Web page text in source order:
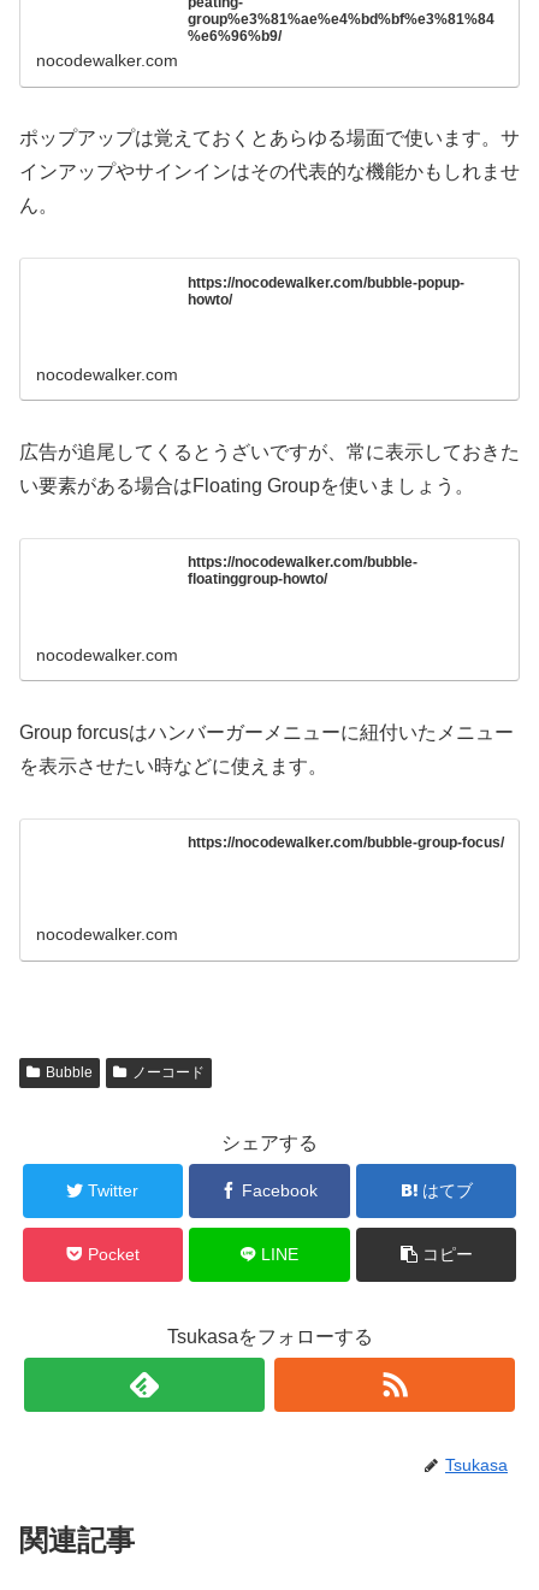
group%e3%81%ae%e4%bd%bf%e3%81%84
%e6%96%b9/
nocodewalker.com
ポップアップは覚えておくとあらゆる場面で使います。サ
インアップやサインインはその代表的な機能かもしれませ
ん。
https://nocodewalker.com/bubble-popup-
howto/
nocodewalker.com
広告が追尾してくるとうざいですが、常に表示しておきた
い要素がある場合はFloating Groupを使いましょう。
https://nocodewalker.com/bubble-
floatinggroup-howto/
nocodewalker.com
Group forcusはハンバーガーメニューに紐付いたメニュー
を表示させたい時などに使えます。
https://nocodewalker.com/bubble-group-focus/
nocodewalker.com
Bubble ノーコード
シェアする
Twitter Facebook はてブ
Pocket LINE コピー
Tsukasaをフォローする
Tsukasa
関連記事